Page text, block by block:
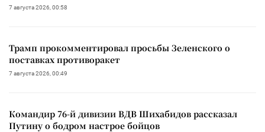
7 августа 2026, 00:58
Трамп прокомментировал просьбы Зеленского о
поставках противоракет
7 августа 2026, 00:49
Командир 76-й дивизии ВДВ Шихабидов рассказал
Путину о бодром настрое бойцов